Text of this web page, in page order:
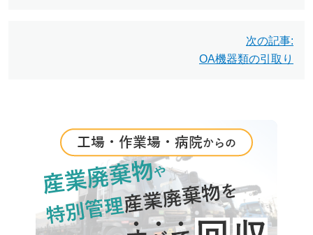
次の記事:
OA機器類の引取り